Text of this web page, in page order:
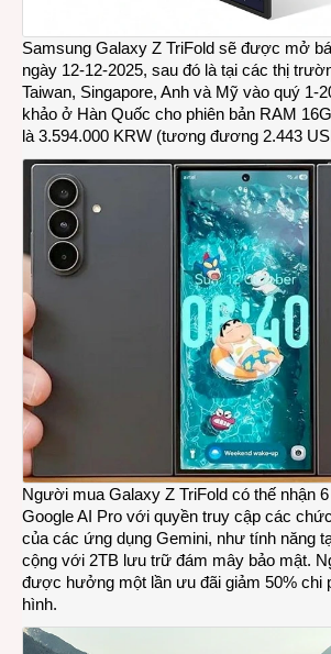
Samsung Galaxy Z TriFold sẽ được mở
ngày 12-12-2025, sau đó là tại các thị
Taiwan, Singapore, Anh và Mỹ vào quý 1-
khảo ở Hàn Quốc cho phiên bản RAM
là 3.594.000 KRW (tương đương 2.443
Người mua Galaxy Z TriFold có thế nhận
Google AI Pro với quyền truy cập các
của các ứng dụng Gemini, như tính năng
cộng với 2TB lưu trữ đám mây bảo mật.
được hưởng một lần ưu đãi giảm 50% chi
hình.